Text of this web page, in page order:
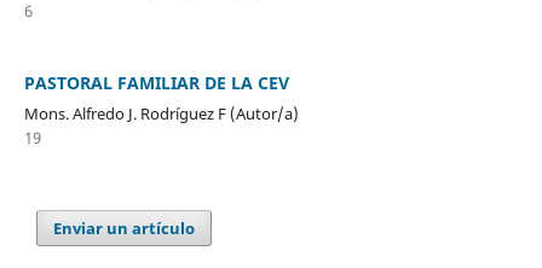
6
PASTORAL FAMILIAR DE LA CEV
Mons. Alfredo J. Rodríguez F (Autor/a)
19
Enviar un artículo